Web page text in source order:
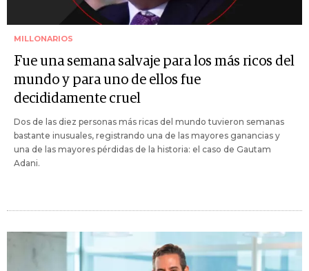
MILLONARIOS
Fue una semana salvaje para los más ricos del
mundo y para uno de ellos fue
decididamente cruel
Dos de las diez personas más ricas del mundo tuvieron semanas
bastante inusuales, registrando una de las mayores ganancias y
una de las mayores pérdidas de la historia: el caso de Gautam
Adani.